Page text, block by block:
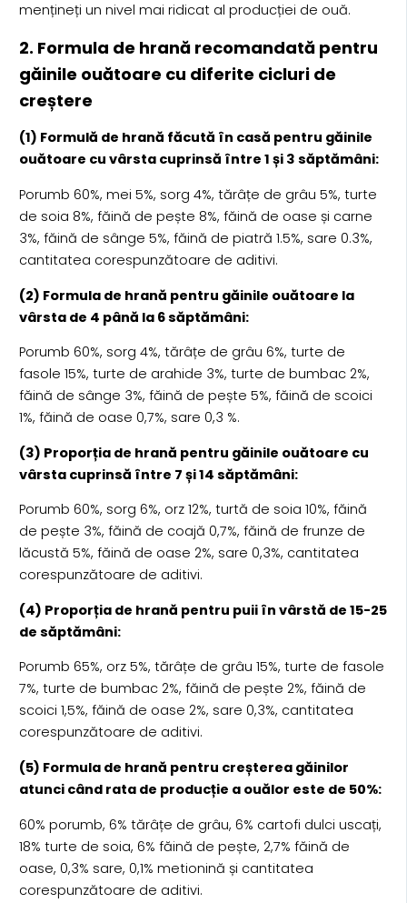
mențineți un nivel mai ridicat al producției de ouă.
2. Formula de hrană recomandată pentru
găinile ouătoare cu diferite cicluri de
creștere
(1) Formulă de hrană făcută în casă pentru găinile
ouătoare cu vârsta cuprinsă între 1 și 3 săptămâni:
Porumb 60%, mei 5%, sorg 4%, tărâțe de grâu 5%, turte
de soia 8%, făină de pește 8%, făină de oase și carne
3%, făină de sânge 5%, făină de piatră 1.5%, sare 0.3%,
cantitatea corespunzătoare de aditivi.
(2) Formula de hrană pentru găinile ouătoare la
vârsta de 4 până la 6 săptămâni:
Porumb 60%, sorg 4%, tărâțe de grâu 6%, turte de
fasole 15%, turte de arahide 3%, turte de bumbac 2%,
făină de sânge 3%, făină de pește 5%, făină de scoici
1%, făină de oase 0,7%, sare 0,3 %.
(3) Proporția de hrană pentru găinile ouătoare cu
vârsta cuprinsă între 7 și 14 săptămâni:
Porumb 60%, sorg 6%, orz 12%, turtă de soia 10%, făină
de pește 3%, făină de coajă 0,7%, făină de frunze de
lăcustă 5%, făină de oase 2%, sare 0,3%, cantitatea
corespunzătoare de aditivi.
(4) Proporția de hrană pentru puii în vârstă de 15-25
de săptămâni:
Porumb 65%, orz 5%, tărâțe de grâu 15%, turte de fasole
7%, turte de bumbac 2%, făină de pește 2%, făină de
scoici 1,5%, făină de oase 2%, sare 0,3%, cantitatea
corespunzătoare de aditivi.
(5) Formula de hrană pentru creșterea găinilor
atunci când rata de producție a ouălor este de 50%:
60% porumb, 6% tărâțe de grâu, 6% cartofi dulci uscați,
18% turte de soia, 6% făină de pește, 2,7% făină de
oase, 0,3% sare, 0,1% metionină și cantitatea
corespunzătoare de aditivi.